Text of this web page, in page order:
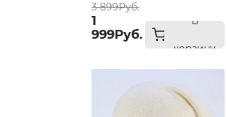
3 899Руб.
1
999Руб.
В
корзину